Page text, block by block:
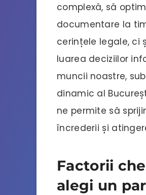
complexă, să
documentare la
cerințele legale, ci
luarea deciziilor
muncii noastre,
dinamic al
ne permite să
încrederii și
Factorii
alegi un